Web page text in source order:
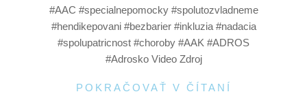
#AAC #specialnepomocky #spolutozvladneme
#hendikepovani #bezbarier #inkluzia #nadacia
#spolupatricnost #choroby #AAK #ADROS
#Adrosko Video Zdroj
POKRAČOVAŤ V ČÍTANÍ